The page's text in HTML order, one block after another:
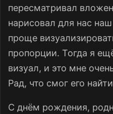
пересматривал
нарисовал для нас
проще
пропорции. Тогда я
визуал, и это мне
Рад, что смог его
С днём рождения,